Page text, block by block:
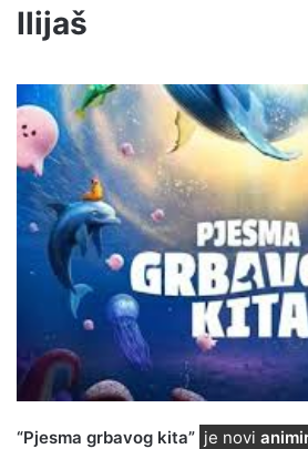
Ilijaš
“Pjesma grbavog kita” je novi